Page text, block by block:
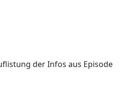
der Infos aus Episode